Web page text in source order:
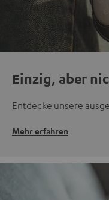
Einzig, aber
Entdecke unsere
Mehr erfahren